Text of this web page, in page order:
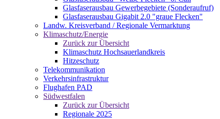
Glasfaserausbau Gewerbegebiete (Sonderaufruf)
Glasfaserausbau Gigabit 2.0 "graue Flecken"
Landw. Kreisverband / Regionale Vermarktung
Klimaschutz/Energie
Zurück zur Übersicht
Klimaschutz Hochsauerlandkreis
Hitzeschutz
Telekommunikation
Verkehrsinfrastruktur
Flughafen PAD
Südwestfalen
Zurück zur Übersicht
Regionale 2025